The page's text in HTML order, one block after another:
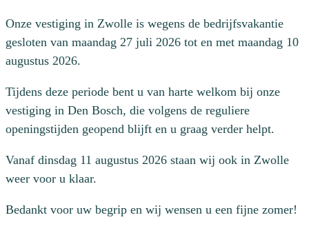
Onze vestiging in Zwolle is wegens de bedrijfsvakantie
gesloten van maandag 27 juli 2026 tot en met maandag 10
augustus 2026.
Tijdens deze periode bent u van harte welkom bij onze
vestiging in Den Bosch, die volgens de reguliere
openingstijden geopend blijft en u graag verder helpt.
Vanaf dinsdag 11 augustus 2026 staan wij ook in Zwolle
weer voor u klaar.
Bedankt voor uw begrip en wij wensen u een fijne zomer!